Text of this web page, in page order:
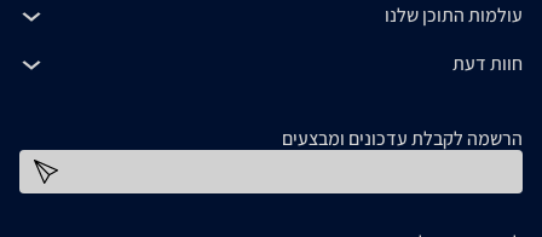
עולמות התוכן שלנו
חוות דעת
הרשמה לקבלת עדכונים ומבצעים